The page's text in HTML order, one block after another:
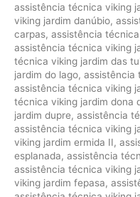
assistência técnica viking
viking jardim danúbio,
carpas, assistência
assistência técnica viking
técnica viking jardim das
jardim do lago, assistência
assistência técnica viking
técnica viking jardim dona
jardim dupre, assistência
assistência técnica viking
viking jardim ermida II,
esplanada, assistência
assistência técnica viking
viking jardim fepasa,